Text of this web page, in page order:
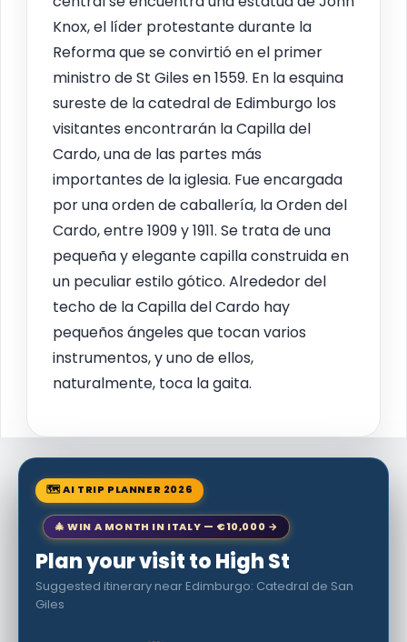
Knox, el líder protestante durante la
Reforma que se convirtió en el primer
ministro de St Giles en 1559. En la esquina
sureste de la catedral de Edimburgo los
visitantes encontrarán la Capilla del
Cardo, una de las partes más
importantes de la iglesia. Fue encargada
por una orden de caballería, la Orden del
Cardo, entre 1909 y 1911. Se trata de una
pequeña y elegante capilla construida en
un peculiar estilo gótico. Alrededor del
techo de la Capilla del Cardo hay
pequeños ángeles que tocan varios
instrumentos, y uno de ellos,
naturalmente, toca la gaita.
🗺 AI TRIP PLANNER 2026
🎄 WIN A MONTH IN ITALY — €10,000 →
Plan your visit to High St
Suggested itinerary near Edimburgo: Catedral de San
Giles